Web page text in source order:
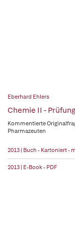
Eberhard Ehlers
Chemie II -
Kommentierte
Pharmazeuten
2013 | Buch - Kartoniert -
2013 | E-Book - PDF